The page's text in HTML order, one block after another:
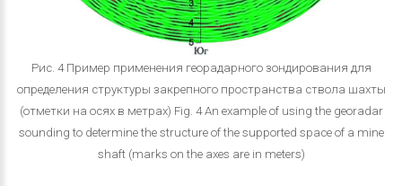
Рис. 4 Пример применения георадарного зондирования для
определения структуры закрепного пространства ствола шахты
(отметки на осях в метрах) Fig. 4 An example of using the georadar
sounding to determine the structure of the supported space of a mine
shaft (marks on the axes are in meters)